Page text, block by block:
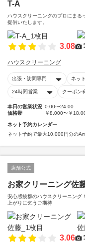
T-A
ハウスクリーニングのプロにまる
提供いたします。
3.08
ハウスクリーニング
出張・訪問専門 ネッ
24時間営業 クーポン
本日の営業状況 0:00〜24:00
価格帯
￥8,000〜￥
ネット予約カレンダー
ネット予約で最大10,000円分の
店舗公式
お家クリーニング佐
安心感抜群のハウスクリーニング
上がりに乞うご期待
3.06